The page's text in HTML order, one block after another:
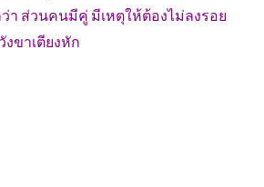
า ส่วนคนมีคู่ มีเหตุให้ต้องไม่ลงรอย
ขาเตียงหัก